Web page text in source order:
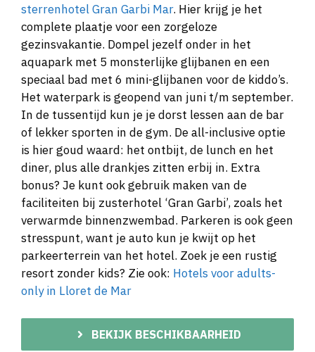
sterrenhotel Gran Garbi Mar. Hier krijg je het
complete plaatje voor een zorgeloze
gezinsvakantie. Dompel jezelf onder in het
aquapark met 5 monsterlijke glijbanen en een
speciaal bad met 6 mini-glijbanen voor de kiddo’s.
Het waterpark is geopend van juni t/m september.
In de tussentijd kun je je dorst lessen aan de bar
of lekker sporten in de gym. De all-inclusive optie
is hier goud waard: het ontbijt, de lunch en het
diner, plus alle drankjes zitten erbij in. Extra
bonus? Je kunt ook gebruik maken van de
faciliteiten bij zusterhotel ‘Gran Garbi’, zoals het
verwarmde binnenzwembad. Parkeren is ook geen
stresspunt, want je auto kun je kwijt op het
parkeerterrein van het hotel. Zoek je een rustig
resort zonder kids? Zie ook: Hotels voor adults-
only in Lloret de Mar
BEKIJK BESCHIKBAARHEID